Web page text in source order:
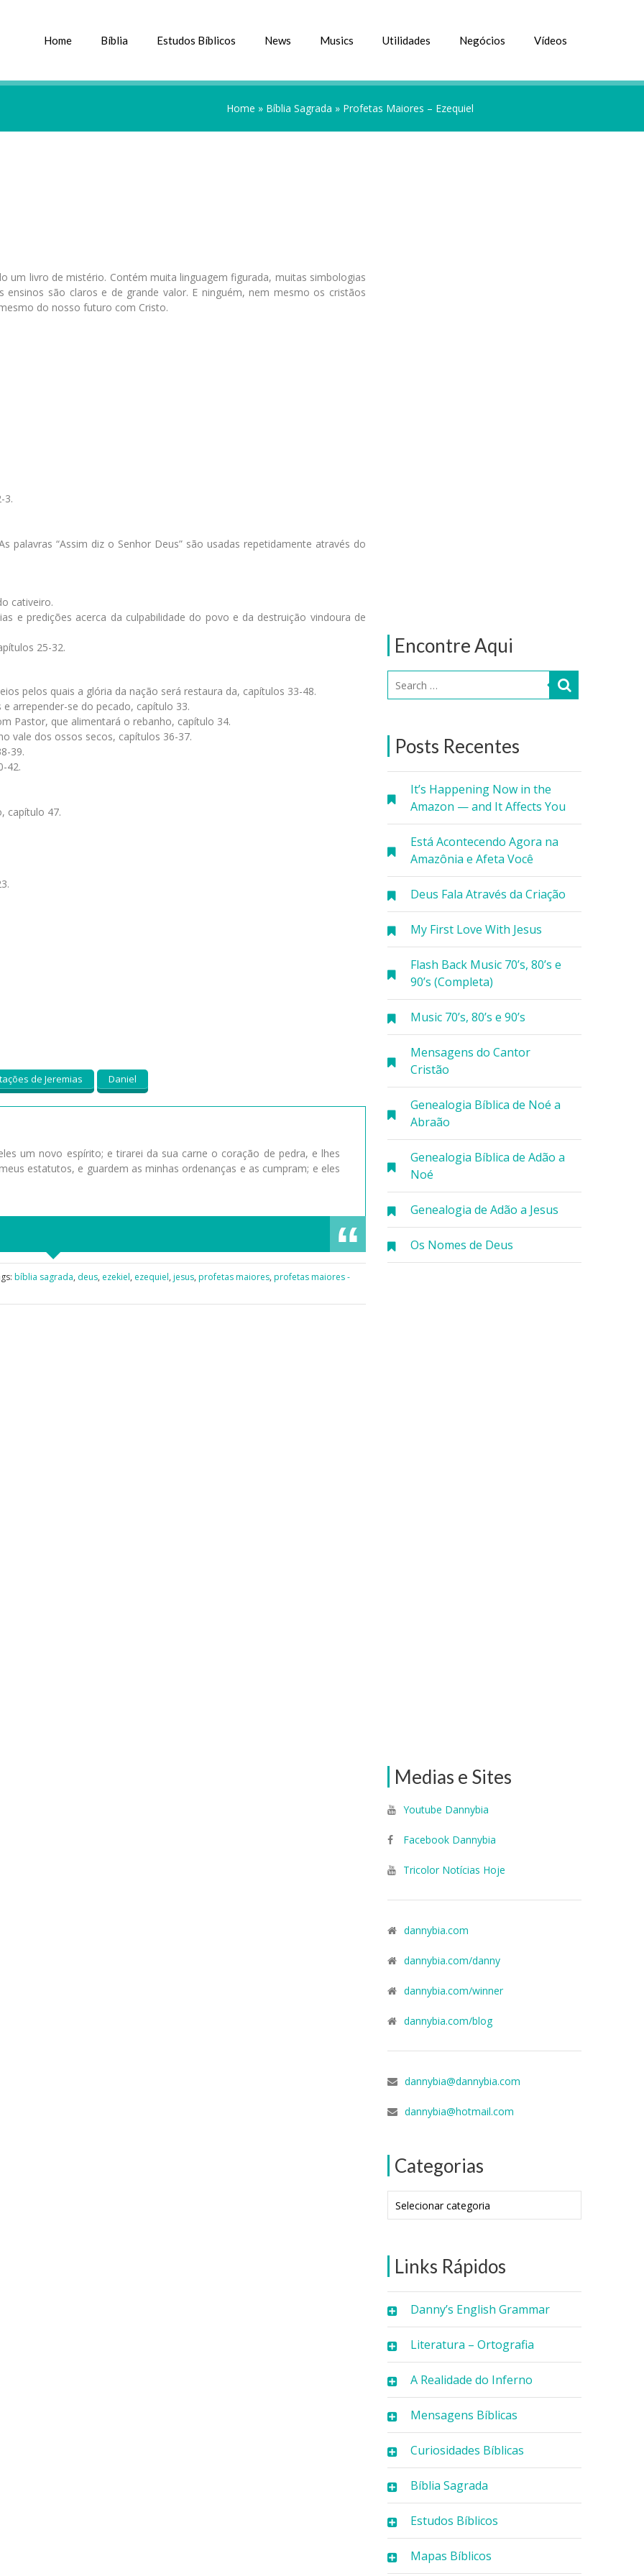
Home Bíblia Estudos Bíblicos News Musics Utilidades Negócios Vídeos
Home » Bíblia Sagrada » Profetas Maiores – Ezequiel
Encontre Aqui
Posts Recentes
It’s Happening Now in the
Amazon — and It Affects You
Está Acontecendo Agora na
Amazônia e Afeta Você
Deus Fala Através da Criação
My First Love With Jesus
Flash Back Music 70’s, 80’s e
90’s (Completa)
Music 70’s, 80’s e 90’s
Mensagens do Cantor
Cristão
Genealogia Bíblica de Noé a
Abraão
Genealogia Bíblica de Adão a
Noé
Genealogia de Adão a Jesus
Os Nomes de Deus
Medias e Sites
Youtube Dannybia
Facebook Dannybia
Tricolor Notícias Hoje
dannybia.com
dannybia.com/danny
dannybia.com/winner
dannybia.com/blog
dannybia@dannybia.com
dannybia@hotmail.com
Categorias
Links Rápidos
Danny’s English Grammar
Literatura – Ortografia
A Realidade do Inferno
Mensagens Bíblicas
Curiosidades Bíblicas
Bíblia Sagrada
Estudos Bíblicos
Mapas Bíblicos
um livro de mistério. Contém muita linguagem figurada, muitas simbologias
ensinos são claros e de grande valor. E ninguém, nem mesmo os cristãos
do nosso futuro com Cristo.
3.
palavras “Assim diz o Senhor Deus” são usadas repetidamente através do
cativeiro.
e predições acerca da culpabilidade do povo e da destruição vindoura de
25-32.
pelos quais a glória da nação será restaura da, capítulos 33-48.
arrepender-se do pecado, capítulo 33.
Pastor, que alimentará o rebanho, capítulo 34.
vale dos ossos secos, capítulos 36-37.
39.
42.
capítulo 47.
de Jeremias Daniel
um novo espírito; e tirarei da sua carne o coração de pedra, e lhes
estatutos, e guardem as minhas ordenanças e as cumpram; e eles
bíblia sagrada, deus, ezekiel, ezequiel, jesus, profetas maiores, profetas maiores -